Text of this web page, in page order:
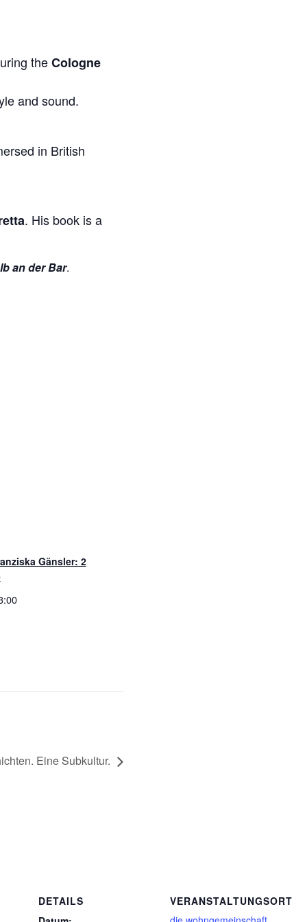
theCologne
and sound.
in British
. His book is a
an der Bar.
Gänsler: 2
Eine Subkultur.
DETAILS
VERANSTALTUNGSORT